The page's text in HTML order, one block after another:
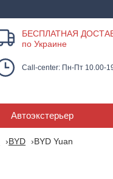
БЕСПЛАТНАЯ
по Украине
Call-center: Пн-Пт 10.00-
Автоэкстерьер
BYD BYD Yuan